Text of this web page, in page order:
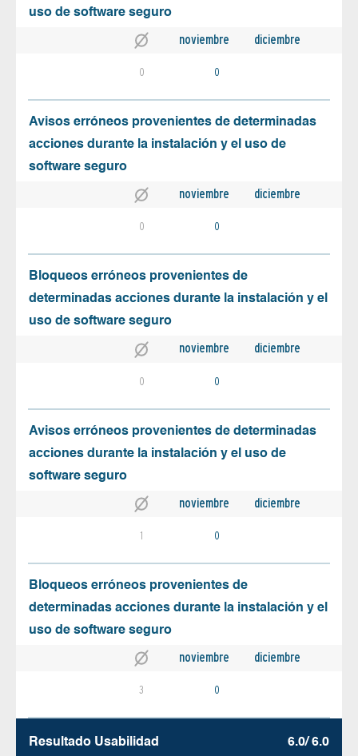
uso de software seguro
noviembre diciembre
0 0
Avisos erróneos provenientes de determinadas
acciones durante la instalación y el uso de
software seguro
noviembre diciembre
0 0
Bloqueos erróneos provenientes de
determinadas acciones durante la instalación y el
uso de software seguro
noviembre diciembre
0 0
Avisos erróneos provenientes de determinadas
acciones durante la instalación y el uso de
software seguro
noviembre diciembre
1 0
Bloqueos erróneos provenientes de
determinadas acciones durante la instalación y el
uso de software seguro
noviembre diciembre
3 0
Resultado Usabilidad 6.0/ 6.0